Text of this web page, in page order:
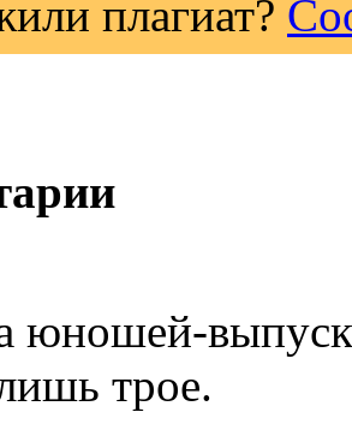
плагиат?
юношей-
трое.